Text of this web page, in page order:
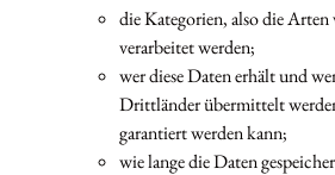
die Kategorien, also die
verarbeitet werden;
wer diese Daten erhält und
Drittländer übermittelt
garantiert werden kann;
wie lange die Daten